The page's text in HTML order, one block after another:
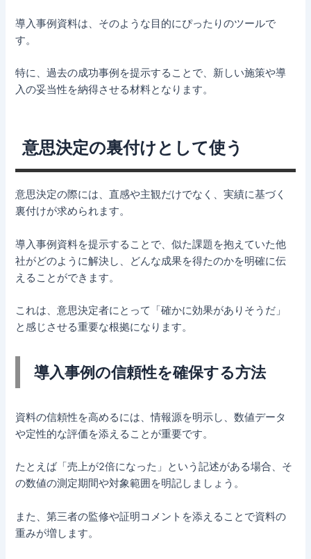
導入事例資料は、そのような目的にぴったりのツールで
す。
特に、過去の成功事例を提示することで、新しい施策や導
入の妥当性を納得させる材料となります。
意思決定の裏付けとして使う
意思決定の際には、直感や主観だけでなく、実績に基づく
裏付けが求められます。
導入事例資料を提示することで、似た課題を抱えていた他
社がどのように解決し、どんな成果を得たのかを明確に伝
えることができます。
これは、意思決定者にとって「確かに効果がありそうだ」
と感じさせる重要な根拠になります。
導入事例の信頼性を確保する方法
資料の信頼性を高めるには、情報源を明示し、数値データ
や定性的な評価を添えることが重要です。
たとえば「売上が2倍になった」という記述がある場合、そ
の数値の測定期間や対象範囲を明記しましょう。
また、第三者の監修や証明コメントを添えることで資料の
重みが増します。